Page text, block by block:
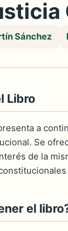
Sánchez
Libro
a
Se
de la
el